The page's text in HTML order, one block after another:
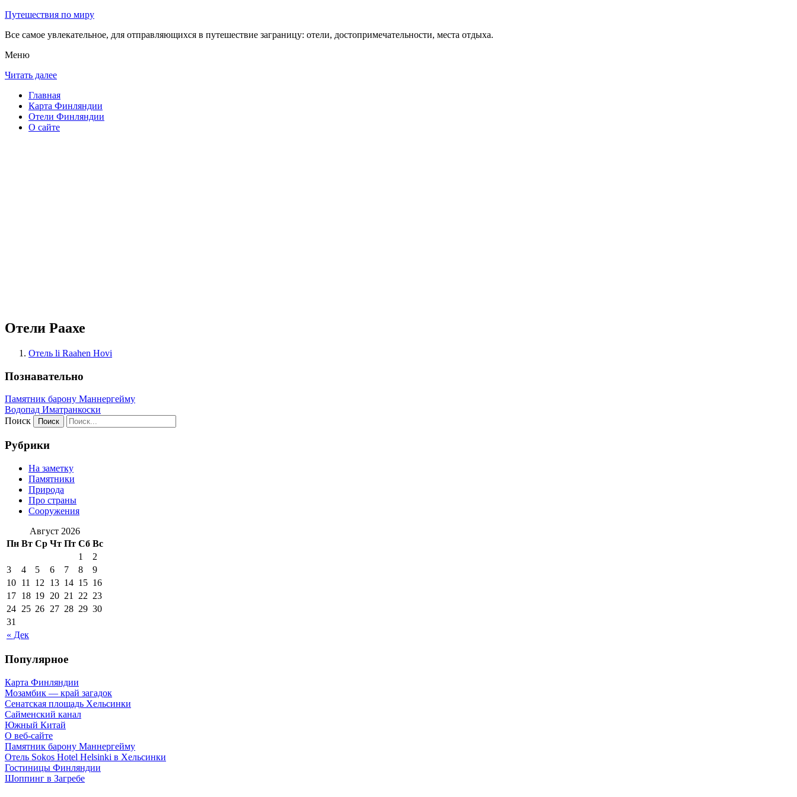
Путешествия по миру
Все самое увлекательное, для отправляющихся в путешествие заграницу: отели, достопримечательности, места отдыха.
Меню
Читать далее
Главная
Карта Финляндии
Отели Финляндии
О сайте
Отели Раахе
Отель li Raahen Hovi
Познавательно
Памятник барону Маннергейму
Водопад Иматранкоски
Поиск
Рубрики
На заметку
Памятники
Природа
Про страны
Сооружения
Август 2026
Пн Вт Ср Чт Пт Сб Вс
« Дек
1
2
3
4 5 6 7 8
9
10 11 12 13 14 15 16
17 18 19 20 21 22 23
24 25 26 27 28 29 30
31
Популярное
Карта Финляндии
Мозамбик — край загадок
Сенатская площадь Хельсинки
Сайменский канал
Южный Китай
О веб-сайте
Памятник барону Маннергейму
Отель Sokos Hotel Helsinki в Хельсинки
Гостиницы Финляндии
Шоппинг в Загребе